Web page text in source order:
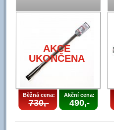
AKCE
UKONČENA
Běžná cena:
730,-
Akční cena:
490,-